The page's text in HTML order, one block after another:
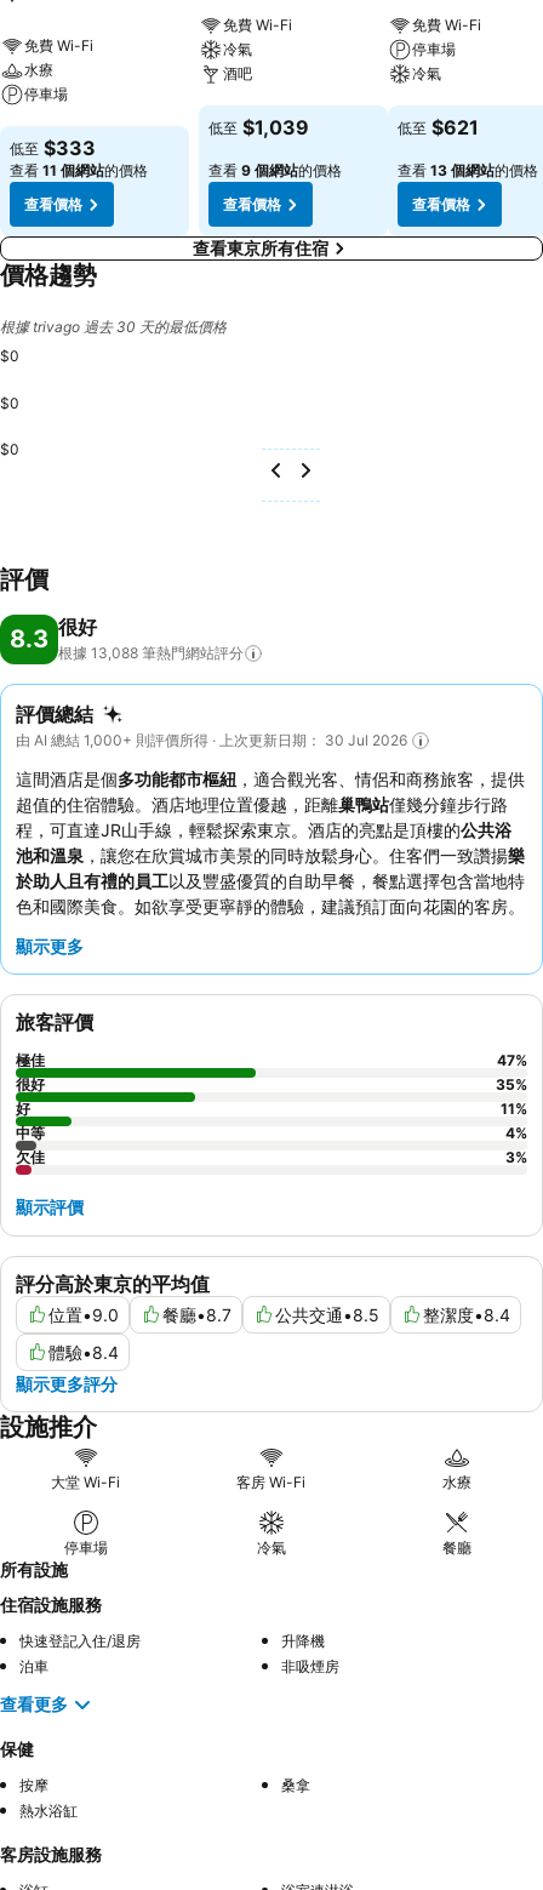
免費 Wi-Fi
水療
停車場
查看價格
低至 $333
查看 11 個網站的價格
查看價格
免費 Wi-Fi
冷氣
酒吧
查看價格
低至 $1,039
查看 9 個網站的價格
查看價格
免費 Wi-Fi
停車場
冷氣
查看價格
低至 $621
查看 13 個網站的價格
查看價格
查看東京所有住宿
價格趨勢
根據 trivago 過去 30 天的最低價格
$0
$0
$0
評價
8.3 很好
根據 13,088 筆熱門網站評分
評價總結
由 AI 總結 1,000+ 則評價所得 · 上次更新日期： 30 Jul 2026
這間酒店是個多功能都市樞紐 ，適合觀光客、情侶和商務旅客，提供
超值的住宿體驗。酒店地理位置優越，距離巢鴨站僅幾分鐘步行路
程，可直達JR山手線，輕鬆探索東京。酒店的亮點是頂樓的公共浴
池和溫泉 ，讓您在欣賞城市美景的同時放鬆身心。住客們一致讚揚樂
於助人且有禮的員工以及豐盛優質的自助早餐，餐點選擇包含當地特
色和國際美食。如欲享受更寧靜的體驗，建議預訂面向花園的客房。
顯示更多
評分高於東京的平均值
位置•9.0 餐廳•8.7 公共交通•8.5 整潔度•8.4
體驗•8.4
顯示更多評分
旅客評價
極佳 47%
很好
35%
好
11%
中等
4%
欠佳
3%
顯示評價
設施推介
大堂 Wi-Fi 客房 Wi-Fi 水療
停車場 冷氣 餐廳
所有設施
住宿設施服務
快速登記入住/退房
升降機
泊車
非吸煙房
查看更多
保健
按摩
桑拿
熱水浴缸
客房設施服務